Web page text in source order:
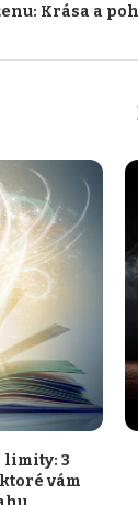
Krása a
limity: 3
vám